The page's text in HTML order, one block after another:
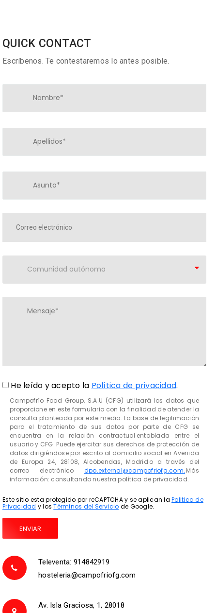
QUICK CONTACT
Escríbenos. Te contestaremos lo antes posible.
He leído y acepto la Política de privacidad.
Campofrío Food Group, S.A.U (CFG) utilizará los datos que
proporcione en este formulario con la finalidad de atender la
consulta planteada por este medio. La base de legitimación
para el tratamiento de sus datos por parte de CFG se
encuentra en la relación contractual entablada entre el
usuario y CFG. Puede ejercitar sus derechos de protección de
datos dirigiéndose por escrito al domicilio social en Avenida
de Europa 24, 28108, Alcobendas, Madrid o a través del
correo electrónico dpo.external@campofriofg.com. Más
información: consultando nuestra política de privacidad.
Este sitio esta protegido por reCAPTCHA y se aplican la Politica de
Privacidad y losTérminos del Servicio de Google.
Televenta: 914842919
hosteleria@campofriofg.com
Av. Isla Graciosa, 1, 28018